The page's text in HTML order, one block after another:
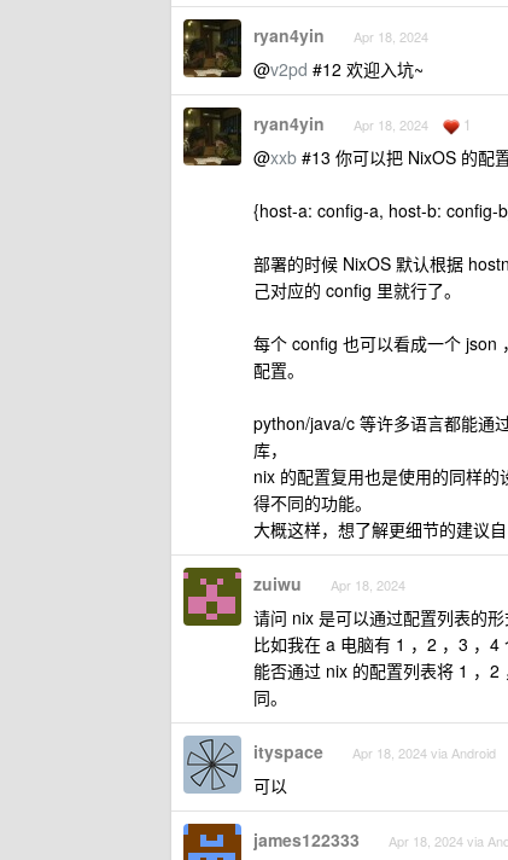
ryan4yin Apr 18, 2024
@v2pd #12 欢迎入坑~
ryan4yin Apr 18, 2024 1
@xxb #13 你可以把 NixOS 的配
{host-a: config-a, host-b: config-
部署的时候 NixOS 默认根据
己对应的 config 里就行了。
每个 config 也可以看成一个 json
配置。
python/java/c 等许多语言都能通
库，
nix 的配置复用也是使用的同样
得不同的功能。
大概这样，想了解更细节的建议自
zuiwu Apr 18, 2024
请问 nix 是可以通过配置列表的形
比如我在 a 电脑有 1 ，2 ，3 ，4
能否通过 nix 的配置列表将 1 ，
同。
ityspace Apr 18, 2024 via Android
可以
james122333 Apr 18, 2024 via